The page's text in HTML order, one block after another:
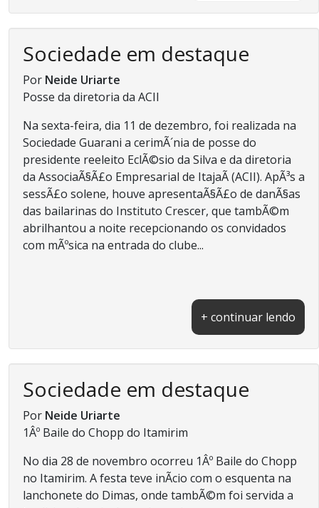
Sociedade em destaque
Por Neide Uriarte
Posse da diretoria da ACII
Na sexta-feira, dia 11 de dezembro, foi realizada na
Sociedade Guarani a cerimÃ´nia de posse do
presidente reeleito EclÃ©sio da Silva e da diretoria
da AssociaÃ§Ã£o Empresarial de ItajaÃ­ (ACII). ApÃ³s a
sessÃ£o solene, houve apresentaÃ§Ã£o de danÃ§as
das bailarinas do Instituto Crescer, que tambÃ©m
abrilhantou a noite recepcionando os convidados
com mÃºsica na entrada do clube...
+ continuar lendo
Sociedade em destaque
Por Neide Uriarte
1Âº Baile do Chopp do Itamirim
No dia 28 de novembro ocorreu 1Âº Baile do Chopp
no Itamirim. A festa teve inÃ­cio com o esquenta na
lanchonete do Dimas, onde tambÃ©m foi servida a